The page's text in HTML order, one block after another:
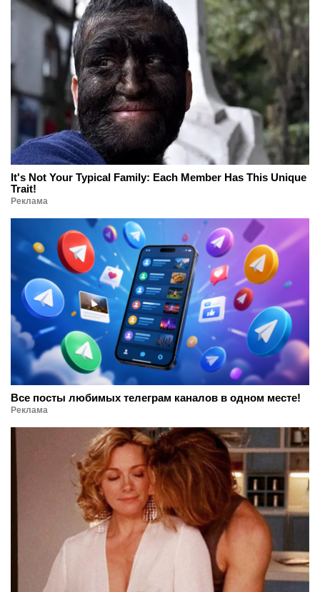
It's Not Your Typical Family: Each Member Has This Unique
Trait!
Реклама
Все посты любимых телеграм каналов в одном месте!
Реклама